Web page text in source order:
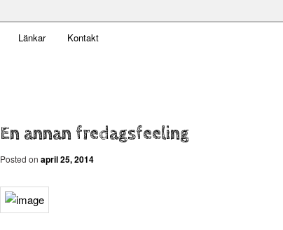
Länkar Kontakt
En annan fredagsfeeling
Posted on april 25, 2014